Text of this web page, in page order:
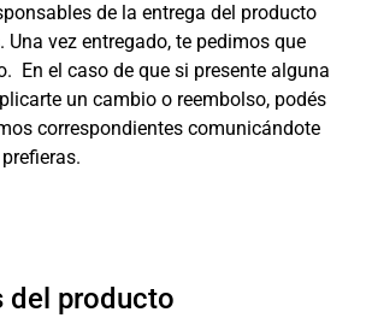
de la entrega del producto
vez entregado, te pedimos que
En el caso de que si presente alguna
un cambio o reembolso, podés
correspondientes comunicándote
del producto